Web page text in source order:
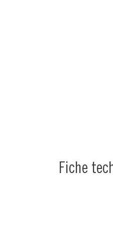
Fiche